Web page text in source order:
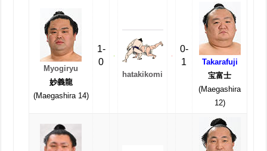
Myogiryu
妙義龍
(Maegashira 14)
1-
0
hatakikomi
0-
1
Takarafuji
宝富士
(Maegashira
12)